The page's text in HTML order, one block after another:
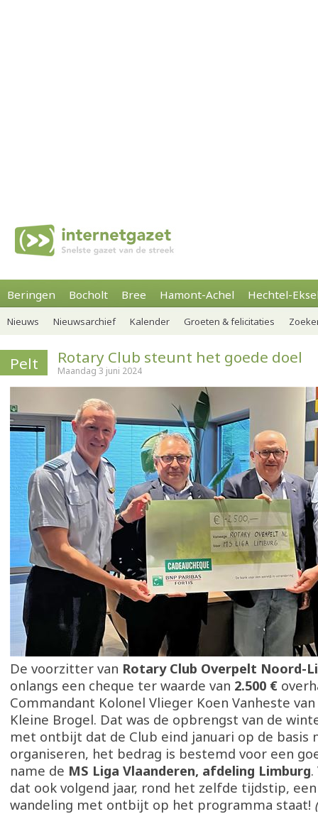
Beringen Bocholt Bree Hamont-Achel Hechtel-
Nieuws Nieuwsarchief Kalender Groeten & felicitaties
Pelt Rotary Club steunt het goede doel
Maandag 3 juni 2024
De voorzitter van Rotary Club Overpelt Noord-
onlangs een cheque ter waarde van 2.500 €
Commandant Kolonel Vlieger Koen Vanheste
Kleine Brogel. Dat was de opbrengst van de
met ontbijt dat de Club eind januari op de basis
organiseren, het bedrag is bestemd voor een
name de MS Liga Vlaanderen, afdeling Limburg
dat ook volgend jaar, rond het zelfde tijdstip,
wandeling met ontbijt op het programma staat!